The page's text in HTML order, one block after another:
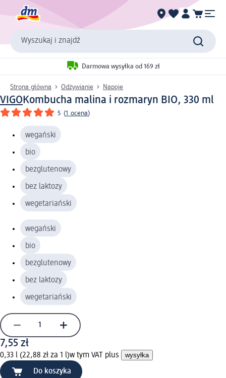
Wyszukaj i znajdź
Darmowa wysyłka od 169 zł
Strona główna Odżywianie Napoje
VIGO Kombucha malina i rozmaryn BIO, 330 ml
5 (1 ocena)
wegański
bio
bezglutenowy
bez laktozy
wegetariański
wegański
bio
bezglutenowy
bez laktozy
wegetariański
7,55 zł
0,33 l (22,88 zł za 1 l)w tym VAT plus wysyłka
Do koszyka